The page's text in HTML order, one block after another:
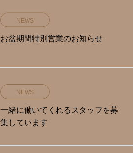
NEWS
お盆期間特別営業のお知らせ
NEWS
一緒に働いてくれるスタッフを募
集しています